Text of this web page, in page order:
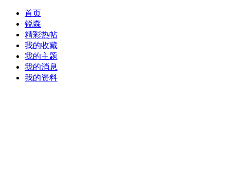
首页
锐森
精彩热帖
我的收藏
我的主题
我的消息
我的资料